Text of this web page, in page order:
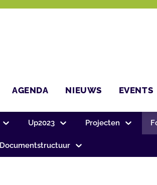
AGENDA NIEUWS EVENTS
Up2023 Projecten
Documentstructuur